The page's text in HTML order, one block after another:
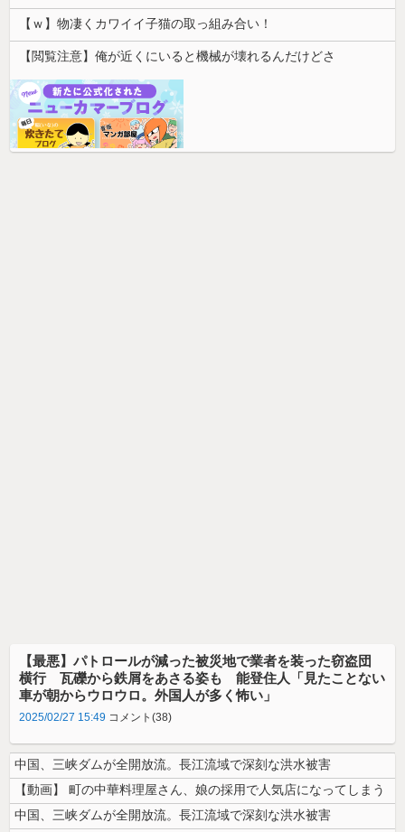
【ｗ】物凄くカワイイ子猫の取っ組み合い！
【閲覧注意】俺が近くにいると機械が壊れるんだけどさ
【最悪】パトロールが減った被災地で業者を装った窃盗団
横行 瓦礫から鉄屑をあさる姿も 能登住人「見たことない
車が朝からウロウロ。外国人が多く怖い」
2025/02/27 15:49 コメント(38)
中国、三峡ダムが全開放流。長江流域で深刻な洪水被害
【動画】 町の中華料理屋さん、娘の採用で人気店になってしまう
中国、三峡ダムが全開放流。長江流域で深刻な洪水被害